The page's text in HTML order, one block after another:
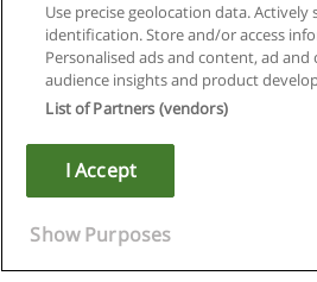
Regras de uso
Privacidade de
Copyright © Educaedu Business S.L.
Use precise geolocation data.
identification. Store and/or access
Personalised ads and content, ad
audience insights and product
List of Partners (vendors)
I Accept
Show Purposes